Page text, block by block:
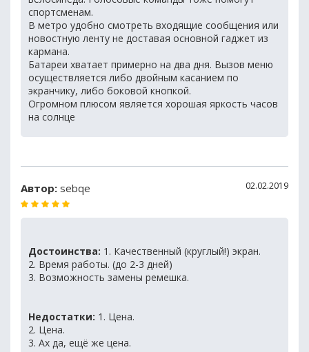
спортсменам.
В метро удобно смотреть входящие сообщения или
новостную ленту не доставая основной гаджет из
кармана.
Батареи хватает примерно на два дня. Вызов меню
осуществляется либо двойным касанием по
экранчику, либо боковой кнопкой.
Огромном плюсом является хорошая яркость часов
на солнце
Автор: sebqe 02.02.2019
Достоинства: 1. Качественный (круглый!) экран.
2. Время работы. (до 2-3 дней)
3. Возможность замены ремешка.
Недостатки: 1. Цена.
2. Цена.
3. Ах да, ещё же цена.